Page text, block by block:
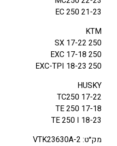
G
S
T
P
I
/
T
E
2
5
0
EC 250 21-23
KTM
250 SX 17-22
250 EXC 17-18
250 EXC-TPI 18-23
HUSKY
TC250 17-22
TE 250 17-18
TE 250 I 18-23
מק״ט: VTK23630A-2